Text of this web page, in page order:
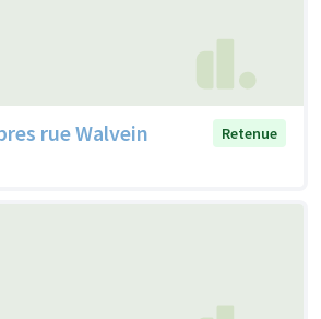
rue Walvein
Retenue